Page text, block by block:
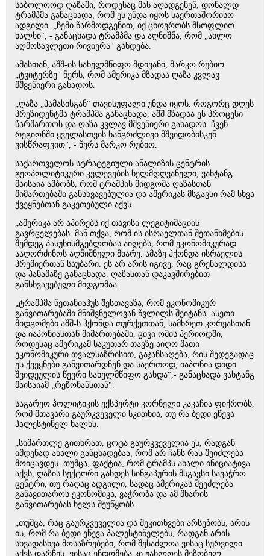
საბოლოოდ ღაზაში, როდესაც მას აღადგენენ, დონალდ
ტრამპმა განაცხადა, რომ ეს უნდა იყოს საერთაშორისო
ადგილი. „ჩემი წარმოდგენით, იქ ცხოვრობს მსოფლიო
ხალხი", - განაცხადა ტრამპმა და აღნიშნა, რომ „ახლო
აღმოსავლეთი რივიერა" გახდება.
ამასთან, აშშ-ის სახელმწიფო მდივანი, მარკო რუბიო
„ტვიტერზე" წერს, რომ ამერიკა მზადაა ღაზა კვლავ
მშვენიერი გახადოს.
„ღაზა „ჰამასისგან" თავისუფალი უნდა იყოს. როგორც დღეს
პრეზიდენტმა ტრამპმა განაცხადა, აშშ მზადაა ეს პროცესი
წარმართოს და ღაზა კვლავ მშვენიერი გახადოს. ჩვენ
რეგიონში ყველასთვის ხანგრძლივი მშვიდობისკენ
ვისწრაფვით", - წერს მარკო რუბიო.
საქართველოს სტრატეგიული ანალიზის ცენტრის
გეოპოლიტიკური კვლევების ხელმღღვანელი, ვახტანგ
მაისაია ამბობს, რომ ტრამპის მიდგომა ღაზასთან
მიმართებაში განსხვავებულია და ამერიკას მსგავსი რამ სხვა
ქვეყნებთან გაკეთებული აქვს.
„ამერიკა არ აპირებს იქ თავისი ლეგიტიმაციის
გავრცელებას. მან თქვა, რომ ის ისრაელთან შეთანხმების
შემდეგ პასუხისმგებლობას აიღებს, რომ ეკონომიკურად
ააღორძინოს აღნიშნული მხარე. ამაზე ჰქონდა ისრაელის
პრემიერთან საუბარი. ეს არ არის იგივე, რაც გრენალდისა
და პანამაზე განაცხადა. ღაზასთან დაკავშირებით
განსხვავებული მიდგომაა.
„ტრამპმა ნეთანიაჰუს შესთავაზა, რომ ეკონომიკურ
განვითარებაში მნიშვნელოვან წვლილს შეიტანს. ასეთი
მიდგომები აშშ-ს ჰქონდა თურქეთთან, სამხრეთ კორეასთან
და იაპონიასთან მიმართებაში, ცივი ომის პერიოდში,
როდესაც ამერიკამ საკუთარ თავზე აიღო მათი
ეკონომიკური თვალსაზრისით, გაჯანსაღება, რის შედეგადაც
ეს ქვეყნები განვითარდნენ და საერთოდ, იაპონია დიდი
შვიდეულის წევრი სახელმწიფო გახდა",- განაცხადა ვახტანგ
მაისაიამ „რეზონანსთან".
საგარეო პოლიტიკის ექსპერტი კორნელი კაკაჩია ფიქრობს,
რომ მთავარი გაურკვეველი სკითხია, თუ რა ბედი ეწევა
პალესტინელ ხალხს.
„სიმართლე გითხრათ, ცოტა გაურკვეველია ეს, რადგან
იმდენად ახალი განცხადებაა, რომ არ ჩანს რას შეიძლება
მოიცავდეს. თუმცა, ფაქტია, რომ ტრამპს ახალი ინიციატივა
აქვს, ღაზის სექტორი გახდეს სინგაპურის მსგავსი სავაჭრო
ცენტრი, თუ რაღაც ადგილი, სადაც ამერიკას შეეძლება
განავითაროს ეკონომიკა, ვაჭრობა და ამ მხარის
განვითარებას ხელს შეუწყობს.
„თუმცა, რაც გაურკვეველია და შეკითხვები არსებობს, არის
ის, რომ რა ბედი ეწევა პალესტინელებს, რადგან არის
სხვადასხვა მოსაზრებები, რომ შესაძლოა ვისაც სურვილი
აქვს დარჩეს, ვისაც ენდომება კი უახლოეს მეზობელ